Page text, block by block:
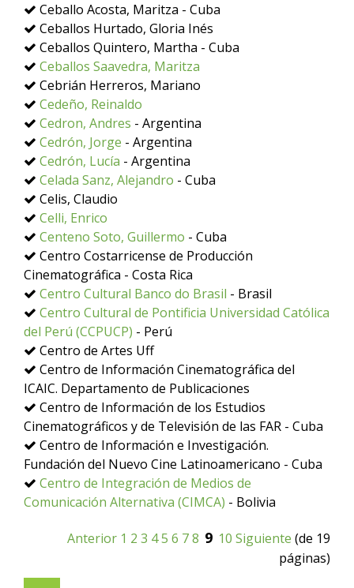
Ceballo Acosta, Maritza - Cuba
Ceballos Hurtado, Gloria Inés
Ceballos Quintero, Martha - Cuba
Ceballos Saavedra, Maritza
Cebrián Herreros, Mariano
Cedeño, Reinaldo
Cedron, Andres - Argentina
Cedrón, Jorge - Argentina
Cedrón, Lucía - Argentina
Celada Sanz, Alejandro - Cuba
Celis, Claudio
Celli, Enrico
Centeno Soto, Guillermo - Cuba
Centro Costarricense de Producción
Cinematográfica - Costa Rica
Centro Cultural Banco do Brasil - Brasil
Centro Cultural de Pontificia Universidad Católica
del Perú (CCPUCP) - Perú
Centro de Artes Uff
Centro de Información Cinematográfica del
ICAIC. Departamento de Publicaciones
Centro de Información de los Estudios
Cinematográficos y de Televisión de las FAR - Cuba
Centro de Información e Investigación.
Fundación del Nuevo Cine Latinoamericano - Cuba
Centro de Integración de Medios de
Comunicación Alternativa (CIMCA) - Bolivia
Anterior 1 2 3 45 6 78 9 10 Siguiente (de 19
páginas)